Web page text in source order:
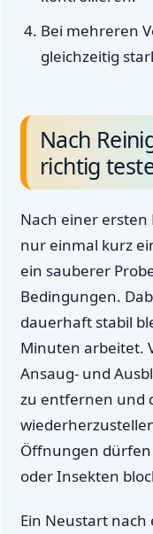
Bei mehreren
gleichzeitig
Nach
richtig
Nach einer
nur einmal kurz
ein sauberer
Bedingungen.
dauerhaft stabil
Minuten arbeitet.
Ansaug- und
zu entfernen und
Öffnungen dürfen
oder Insekten
Ein Neustart